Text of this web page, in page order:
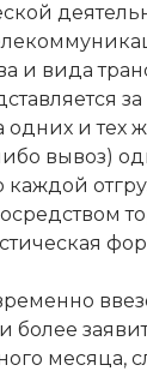
и вида
и тех
вывоз)
более